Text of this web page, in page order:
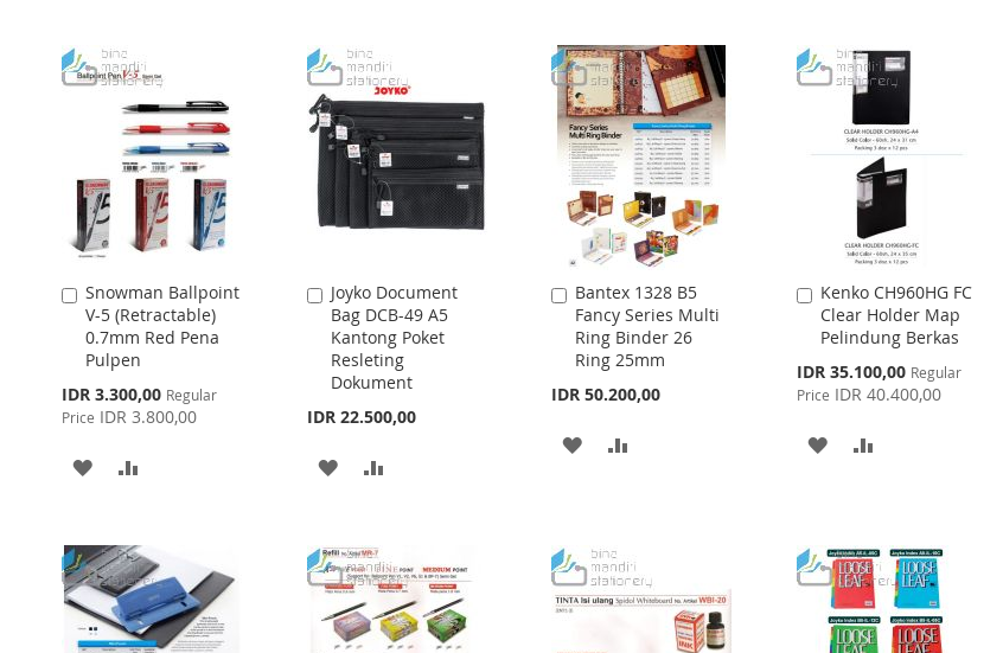
WISH
LIST
COMPARE
WISH
LIST
LIST
WISHCOMPARE
Snowman Ballpoint
V-5 (Retractable)
0.7mm Red Pena
Pulpen
Special
Price
IDR 3.300,00 Regular
Price IDR 3.800,00
Add
to
Cart
ADD
WISH
LIST
COMPARE
Joyko Document
Bag DCB-49 A5
Kantong Poket
Resleting
Dokument
IDR 22.500,00
Add
to
Cart
ADD
WISH
LIST
Bantex 1328 B5
Fancy Series Multi
Ring Binder 26
Ring 25mm
IDR 50.200,00
Add
to
Cart
ADD
LIST
Kenko CH960HG FC
Clear Holder Map
Pelindung Berkas
Special
Price
IDR 35.100,00 Regular
Price IDR 40.400,00
Add
to
Cart
ADD
LIST